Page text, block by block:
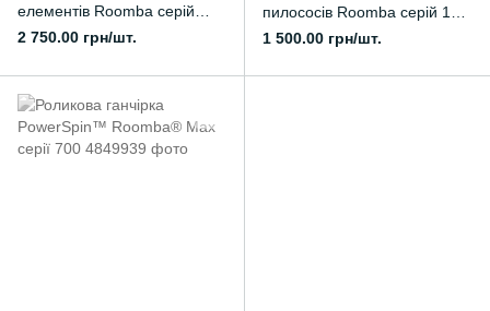
елементів Roomba серій
105, Essentials Combo & Vac
2 750.00 грн/шт.
пилососів Roomba серій 105,
Essentials Combo & Vac
1 500.00 грн/шт.